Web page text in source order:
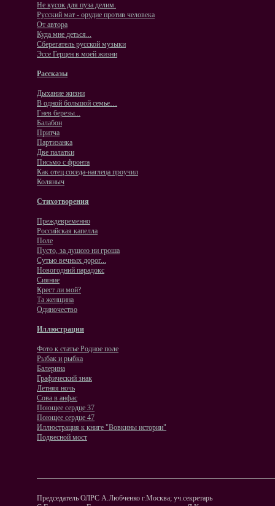
Не кусок для пуза делим.
Русский мат - орудие против человека
От автора
Куда мне деться...
Сберегатель русской музыки
Эссе Герцен в моей жизни
Рассказы
Дыхание жизни
В одной большой семье…
Гнев березы...
Балабон
Притча
Партизанка
Две палатки
Письмо с фронта
Как отец соседа-наглеца проучил
Коляныч
Стихотворения
Преждевременно
Российская капелла
Поле
Пусто, за душою ни гроша
Сутью вечных дорог...
Новогодний парадокс
Сияние
Крест ли мой?
Та женщина
Одиночество
Иллюстрации
Фото к статье Родное поле
Рыбак и рыбка
Балерина
Графический знак
Летняя ночь
Сова в анфас
Поющее сердце 37
Поющее сердце 47
Иллюстрация к книге "Вовкины истории"
Подвесной мост
Председатель ОЛРС А.Любченко г.Москва; уч.секретарь